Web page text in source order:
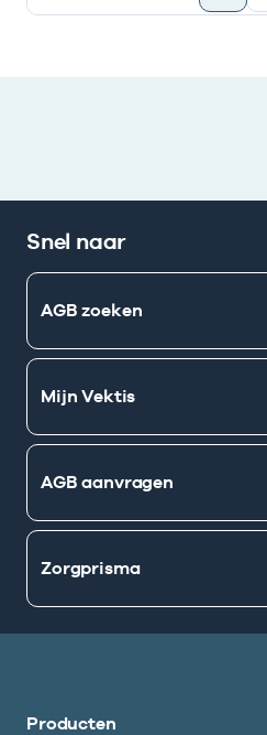
Snel naar
AGB zoeken
Mijn Vektis
AGB aanvragen
Zorgprisma
Producten